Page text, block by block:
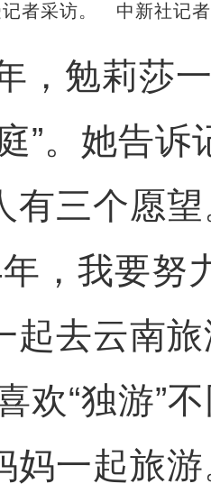
记者采访。 中新社记
勉莉莎一
”。她告
有三个愿
我要努
起去云南旅
欢“独游”
妈一起旅